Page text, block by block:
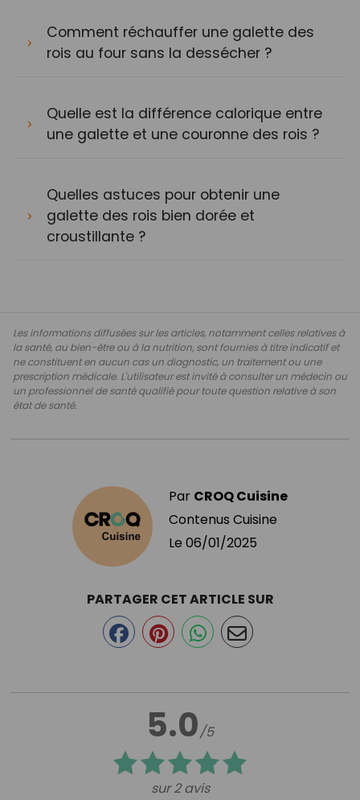
Comment réchauffer une galette des
rois au four sans la dessécher ?
Quelle est la différence calorique entre
une galette et une couronne des rois ?
Quelles astuces pour obtenir une
galette des rois bien dorée et
croustillante ?
Les informations diffusées sur les articles, notamment celles relatives à
la santé, au bien-être ou à la nutrition, sont fournies à titre indicatif et
ne constituent en aucun cas un diagnostic, un traitement ou une
prescription médicale. L'utilisateur est invité à consulter un médecin ou
un professionnel de santé qualifié pour toute question relative à son
état de santé.
Par CROQ Cuisine
Contenus Cuisine
Le 06/01/2025
5.0/5
sur 2 avis
PARTAGER CET ARTICLE SUR